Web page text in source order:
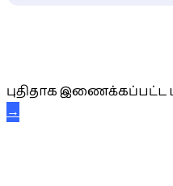
புதிதாக இணைக்கப்பட்ட
→